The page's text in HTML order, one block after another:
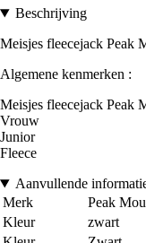
Beschrijving
Meisjes fleecejack Peak
Algemene kenmerken :
Meisjes fleecejack Peak
Vrouw
Junior
Fleece
Aanvullende
Merk
Peak
Kleur
zwart